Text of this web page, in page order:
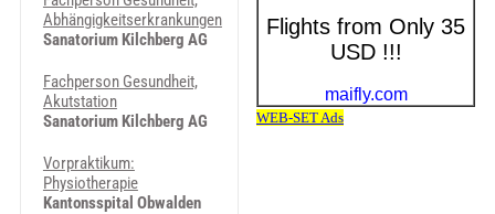
Abhängigkeitserkrankungen
Sanatorium Kilchberg AG
Fachperson Gesundheit,
Akutstation
Sanatorium Kilchberg AG
Vorpraktikum:
Physiotherapie
Kantonsspital Obwalden